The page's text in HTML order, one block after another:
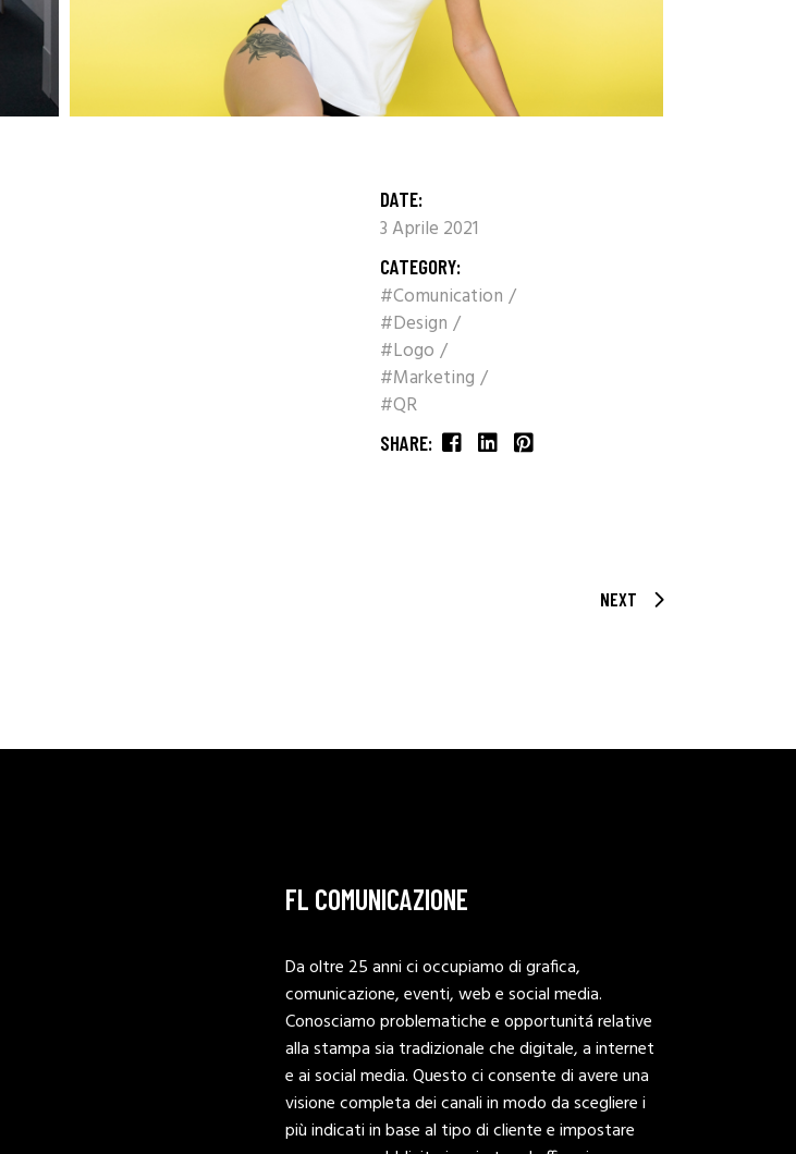
DATE:
3 Aprile 2021
CATEGORY:
#Comunication
#Design
#Logo
#Marketing
#QR
SHARE:
NEXT
FL COMUNICAZIONE
Da oltre 25 anni ci occupiamo di grafica,
comunicazione, eventi, web e social media.
Conosciamo problematiche e opportunitá relative
alla stampa sia tradizionale che digitale, a internet
e ai social media. Questo ci consente di avere una
visione completa dei canali in modo da scegliere i
più indicati in base al tipo di cliente e impostare